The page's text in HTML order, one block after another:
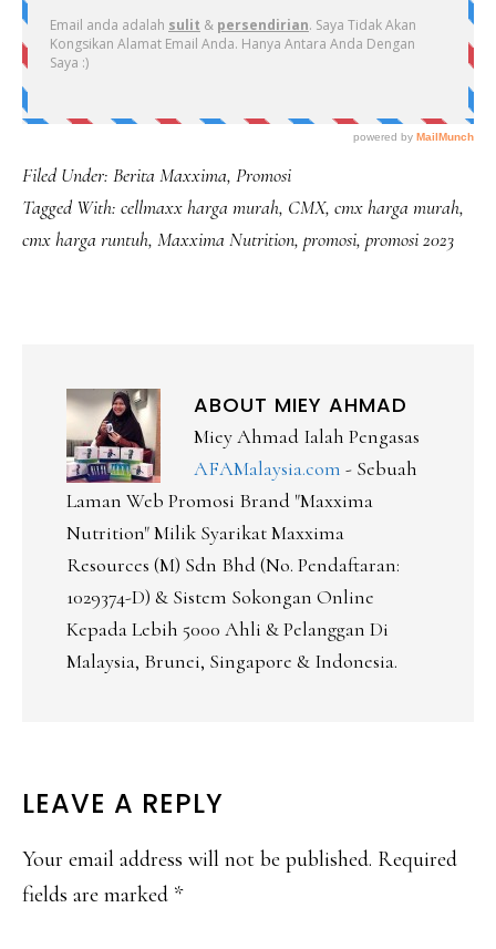
Filed Under: Berita Maxxima, Promosi
Tagged With: cellmaxx harga murah, CMX, cmx harga murah,
cmx harga runtuh, Maxxima Nutrition, promosi, promosi 2023
ABOUT MIEY AHMAD
Miey Ahmad Ialah Pengasas
AFAMalaysia.com - Sebuah
Laman Web Promosi Brand "Maxxima
Nutrition" Milik Syarikat Maxxima
Resources (M) Sdn Bhd (No. Pendaftaran:
1029374-D) & Sistem Sokongan Online
Kepada Lebih 5000 Ahli & Pelanggan Di
Malaysia, Brunei, Singapore & Indonesia.
READER
INTERACTIONS
LEAVE A REPLY
Your email address will not be published. Required
fields are marked *